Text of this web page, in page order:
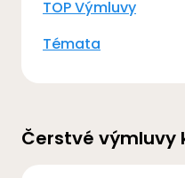
TOP Výmluvy
Témata
Čerstvé výmluvy